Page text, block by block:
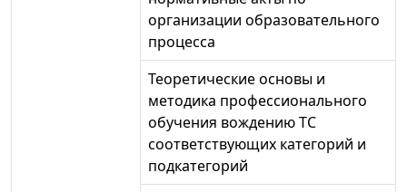
организации образовательного
процесса
Теоретические основы и
методика профессионального
обучения вождению ТС
соответствующих категорий и
подкатегорий